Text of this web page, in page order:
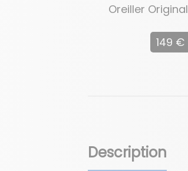
Oreiller Original
149 €
Description